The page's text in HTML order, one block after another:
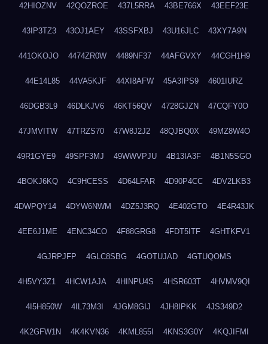
42HIOZNV 42QOZROE 437L5RRA 43BE766X 43EEF23E
43IP3TZ3 43OJ1AEY 43SSFXBJ 43U16JLC 43XY7A9N
441OKOJO 4474ZR0W 4489NF37 44AFGVXY 44CGH1H9
44E14L85 44VA5KJF 44XI8AFW 45A3IPS9 4601IURZ
46DGB3L9 46DLKJV6 46KT56QV 4728GJZN 47CQFY0O
47JMVITW 47TRZS70 47W8J2J2 48QJBQ0X 49MZ8W4O
49R1GYE9 49SPF3MJ 49WWVPJU 4B13IA3F 4B1N5SGO
4BOKJ6KQ 4C9HCESS 4D64LFAR 4D90P4CC 4DV2LKB3
4DWPQY14 4DYW6NWM 4DZ5J3RQ 4E402GTO 4E4R43JK
4EE6J1ME 4ENC34CO 4F88GRG8 4FDT5ITF 4GHTKFV1
4GJRPJFP 4GLC8SBG 4GOTUJAD 4GTUQOMS
4H5VY3Z1 4HCW1AJA 4HINPU4S 4HSR603T 4HVMV9QI
4I5H850W 4IL73M3I 4JGM8GIJ 4JH8IPKK 4JS349D2
4K2GFW1N 4K4KVN36 4KML855I 4KNS3G0Y 4KQJIFMI